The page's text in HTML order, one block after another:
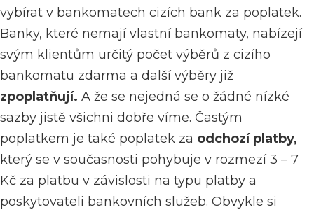
vybírat v bankomatech cizích bank za poplatek.
Banky, které nemají vlastní bankomaty, nabízejí
svým klientům určitý počet výběrů z cizího
bankomatu zdarma a další výběry již
zpoplatňují. A že se nejedná se o žádné nízké
sazby jistě všichni dobře víme. Častým
poplatkem je také poplatek za odchozí platby,
který se v současnosti pohybuje v rozmezí 3 – 7
Kč za platbu v závislosti na typu platby a
poskytovateli bankovních služeb. Obvykle si